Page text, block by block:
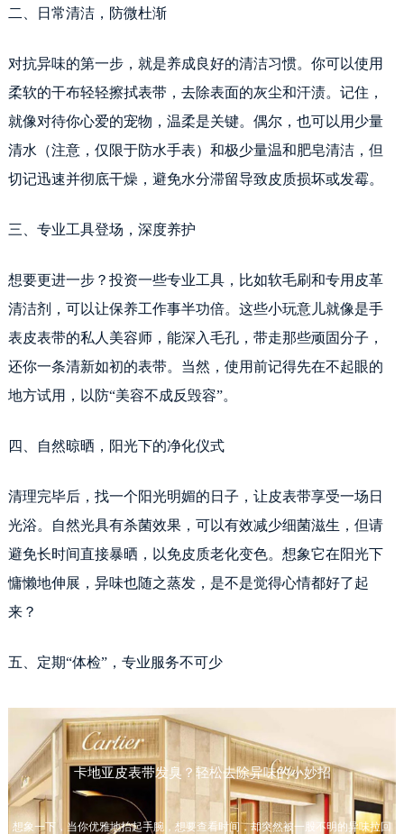
卡地亚皮表带发臭？轻松去除异味的小妙招
想象一下，当你优雅地抬起手腕，想要查看时间，却突然被一股不明的异味拉回
二、日常清洁，防微杜渐
对抗异味的第一步，就是养成良好的清洁习惯。你可以使用
柔软的干布轻轻擦拭表带，去除表面的灰尘和汗渍。记住，
就像对待你心爱的宠物，温柔是关键。偶尔，也可以用少量
清水（注意，仅限于防水手表）和极少量温和肥皂清洁，但
切记迅速并彻底干燥，避免水分滞留导致皮质损坏或发霉。
三、专业工具登场，深度养护
想要更进一步？投资一些专业工具，比如软毛刷和专用皮革
清洁剂，可以让保养工作事半功倍。这些小玩意儿就像是手
表皮表带的私人美容师，能深入毛孔，带走那些顽固分子，
还你一条清新如初的表带。当然，使用前记得先在不起眼的
地方试用，以防“美容不成反毁容”。
四、自然晾晒，阳光下的净化仪式
清理完毕后，找一个阳光明媚的日子，让皮表带享受一场日
光浴。自然光具有杀菌效果，可以有效减少细菌滋生，但请
避免长时间直接暴晒，以免皮质老化变色。想象它在阳光下
慵懒地伸展，异味也随之蒸发，是不是觉得心情都好了起
来？
五、定期“体检”，专业服务不可少
预约入口